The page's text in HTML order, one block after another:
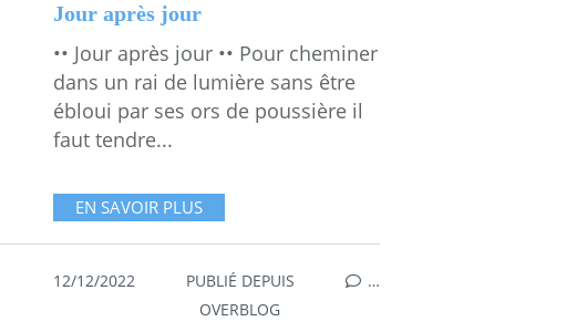
Jour après jour
•• Jour après jour •• Pour cheminer
dans un rai de lumière sans être
ébloui par ses ors de poussière il
faut tendre...
EN SAVOIR PLUS
12/12/2022
PUBLIÉ DEPUIS
OVERBLOG
…